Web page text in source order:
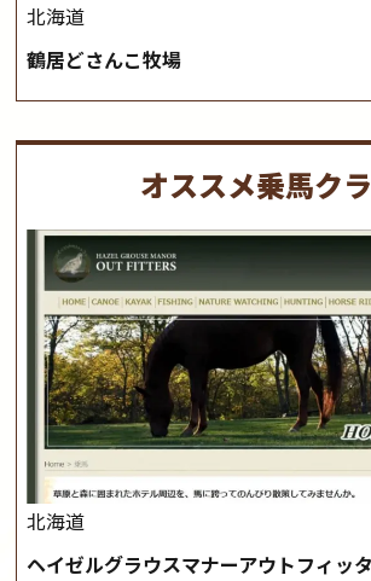
北海道
鶴居どさんこ牧場
オススメ乗馬ク
北海道
ヘイゼルグラウスマナーアウトフィッ